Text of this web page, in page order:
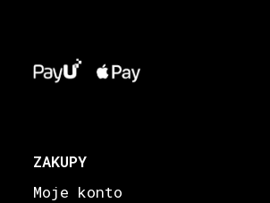
ZAKUPY
Moje konto